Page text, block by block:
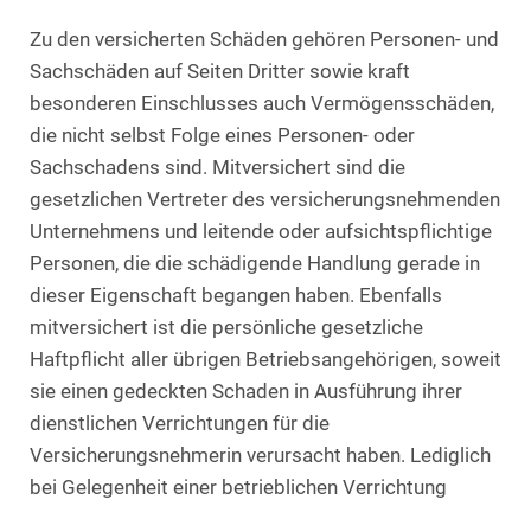
Zu den versicherten Schäden gehören Personen- und
Sachschäden auf Seiten Dritter sowie kraft
besonderen Einschlusses auch Vermögensschäden,
die nicht selbst Folge eines Personen- oder
Sachschadens sind. Mitversichert sind die
gesetzlichen Vertreter des versicherungsnehmenden
Unternehmens und leitende oder aufsichtspflichtige
Personen, die die schädigende Handlung gerade in
dieser Eigenschaft begangen haben. Ebenfalls
mitversichert ist die persönliche gesetzliche
Haftpflicht aller übrigen Betriebsangehörigen, soweit
sie einen gedeckten Schaden in Ausführung ihrer
dienstlichen Verrichtungen für die
Versicherungsnehmerin verursacht haben. Lediglich
bei Gelegenheit einer betrieblichen Verrichtung